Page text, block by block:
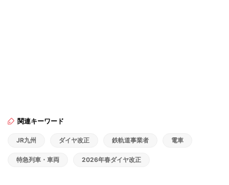
関連キーワード
JR九州 ダイヤ改正 鉄軌道事業者 電車
特急列車・車両 2026年春ダイヤ改正